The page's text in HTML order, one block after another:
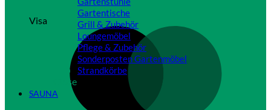
Visa
Gartentische
Grill & Zubehör
Loungemöbel
Pflege & Zubehör
Sonderposten Gartenmöbel
Strandkörbe
Close
SAUNA